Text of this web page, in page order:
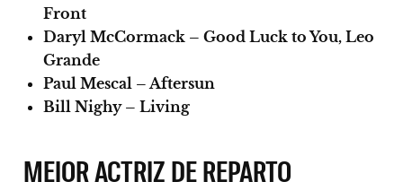
Front
Daryl McCormack – Good Luck to You, Leo
Grande
Paul Mescal – Aftersun
Bill Nighy – Living
MEJOR ACTRIZ DE REPARTO